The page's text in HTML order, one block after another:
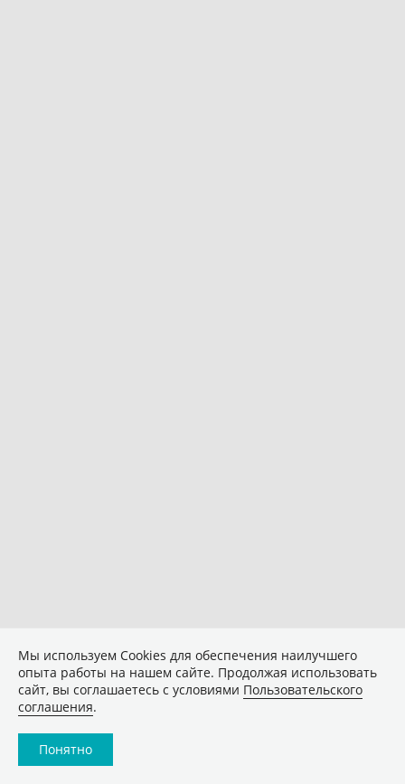
Мы используем Сookies для обеспечения наилучшего
опыта работы на нашем сайте. Продолжая использовать
сайт, вы соглашаетесь с условиями Пользовательского
соглашения.
Понятно